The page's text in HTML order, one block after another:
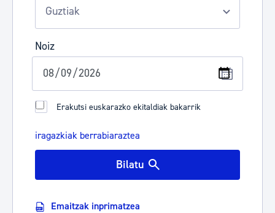
Noiz
Erakutsi euskarazko ekitaldiak bakarrik
iragazkiak berrabiaraztea
Bilatu
Emaitzak inprimatzea